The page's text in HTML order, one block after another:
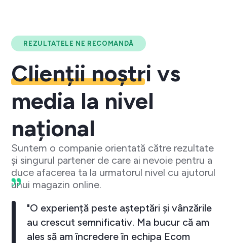
REZULTATELE NE RECOMANDĂ
Clienții noștri vs
media la nivel
național
Suntem o companie orientată către rezultate
și singurul partener de care ai nevoie pentru a
duce afacerea ta la urmatorul nivel cu ajutorul
unui magazin online.
"O experiență peste așteptări și vânzările
au crescut semnificativ. Ma bucur că am
ales să am încredere în echipa Ecom